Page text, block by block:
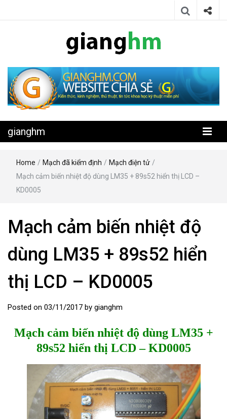
gianghm
kỹ thuật miễn phí
gianghm
Home / Mạch đã kiểm định / Mạch điện tử /
Mạch cảm biến nhiệt độ dùng LM35 + 89s52 hiển thị LCD –
KD0005
Mạch cảm biến nhiệt độ
dùng LM35 + 89s52 hiển
thị LCD – KD0005
Posted on 03/11/2017 by gianghm
Mạch cảm biến nhiệt độ dùng LM35 +
89s52 hiển thị LCD – KD0005